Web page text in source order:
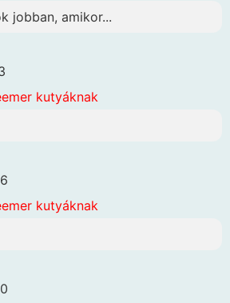
jobban, amikor...
kutyáknak
kutyáknak